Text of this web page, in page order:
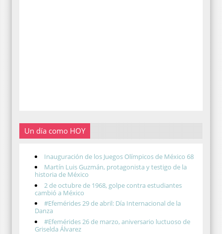
Un día como HOY
Inauguración de los Juegos Olímpicos de México 68
Martín Luis Guzmán, protagonista y testigo de la
historia de México
2 de octubre de 1968, golpe contra estudiantes
cambió a México
#Efemérides 29 de abril: Día Internacional de la
Danza
#Efemérides 26 de marzo, aniversario luctuoso de
Griselda Álvarez